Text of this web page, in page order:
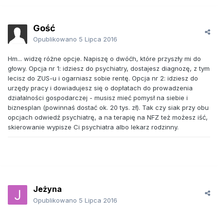
Gość
Opublikowano 5 Lipca 2016
Hm... widzę różne opcje. Napiszę o dwóćh, które przyszły mi do
głowy. Opcja nr 1: idziesz do psychiatry, dostajesz diagnozę, z tym
lecisz do ZUS-u i ogarniasz sobie rentę. Opcja nr 2: idziesz do
urzędy pracy i dowiadujesz się o dopłatach do prowadzenia
działalności gospodarczej - musisz mieć pomysł na siebie i
biznesplan (powinnaś dostać ok. 20 tys. zł). Tak czy siak przy obu
opcjach odwiedź psychiatrę, a na terapię na NFZ też możesz iść,
skierowanie wypisze Ci psychiatra albo lekarz rodzinny.
Jeżyna
Opublikowano 5 Lipca 2016